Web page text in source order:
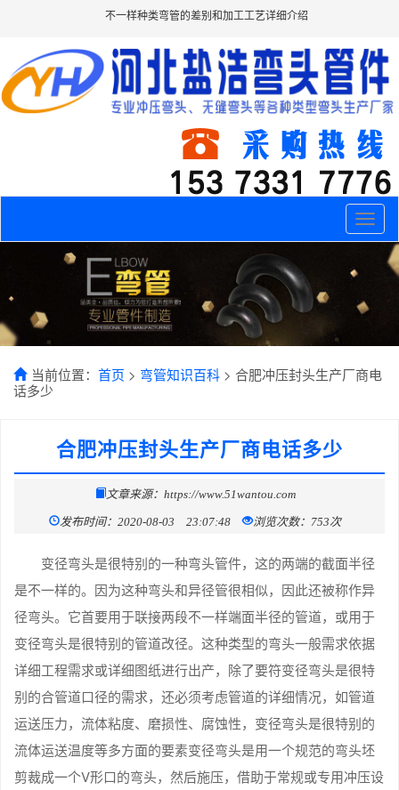
不一样种类弯管的差别和加工工艺详细介绍
Toggle
当前位置： 首页 > 弯管知识百科 > 合肥冲压封头生产厂商电
话多少
合肥冲压封头生产厂商电话多少
文章来源：https://www.51wantou.com
发布时间：2020-08-03 23:07:48 浏览次数：753次
变径弯头是很特别的一种弯头管件，这的两端的截面半径
是不一样的。因为这种弯头和异径管很相似，因此还被称作异
径弯头。它首要用于联接两段不一样端面半径的管道，或用于
变径弯头是很特别的管道改径。这种类型的弯头一般需求依据
详细工程需求或详细图纸进行出产，除了要符变径弯头是很特
别的合管道口径的需求，还必须考虑管道的详细情况，如管道
运送压力，流体粘度、磨损性、腐蚀性，变径弯头是很特别的
流体运送温度等多方面的要素变径弯头是用一个规范的弯头坯
剪裁成一个V形口的弯头，然后施压，借助于常规或专用冲压设